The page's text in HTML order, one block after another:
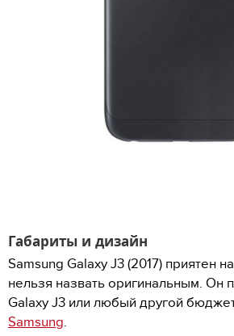
Габариты и дизайн
Samsung Galaxy J3 (2017) приятен
нельзя назвать оригинальным. Он
Galaxy J3 или любый другой
Samsung.